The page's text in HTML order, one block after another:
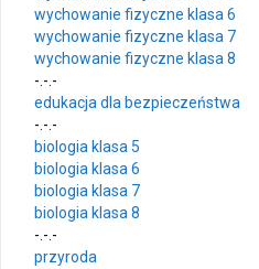
wychowanie fizyczne klasa 6
wychowanie fizyczne klasa 7
wychowanie fizyczne klasa 8
-.-.-
edukacja dla bezpieczeństwa
-.-.-
biologia klasa 5
biologia klasa 6
biologia klasa 7
biologia klasa 8
-.-.-
przyroda